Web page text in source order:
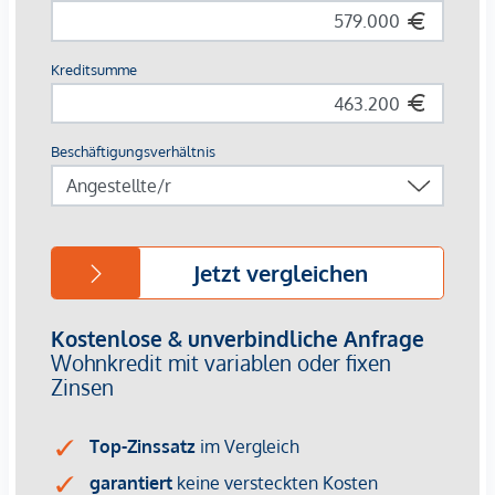
MuseumsQuartier oder dem Burggarten rundet die hohe
Lebensqualität dieser Adresse ab.
Die Vertragserrichtung und Treuhandabwicklung ist
gebunden an die Kanzlei Mag. Schreiber A-1010 Wien,
zzgl. 20 % USt. sowie Barauslagen und Beglaubigung. Bei
Fremdfinanzierung erhöht sich das Honorar auf 1,8 % vom
Für Besichtigungsmöglichkeiten und nähere Informationen
stehen wir Ihnen gerne zur Verfügung.
Frau Marie-Louise Eisenburger
national - Tel:0676 605 9800
international - Tel.: